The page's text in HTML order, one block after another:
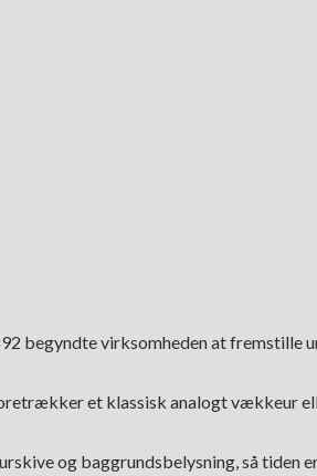
begyndte virksomheden at fremstille
et klassisk analogt vækkeur
og baggrundsbelysning, så tiden